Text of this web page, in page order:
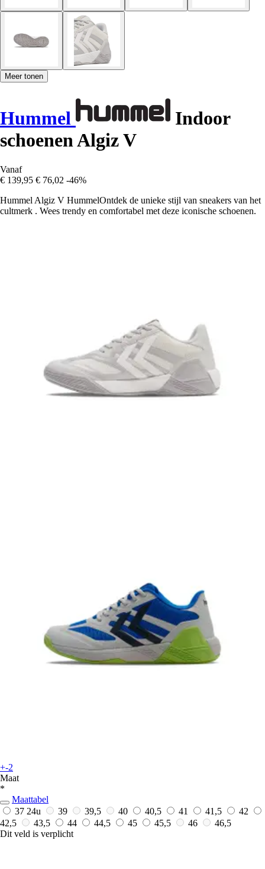
Meer tonen
Hummel
Indoor
schoenen Algiz V
Vanaf
€ 139,95 € 76,02 -46%
Hummel Algiz V HummelOntdek de unieke stijl van sneakers van het
cultmerk . Wees trendy en comfortabel met deze iconische schoenen.
+-2
Maat
*
Maattabel
37 24u 39 39,5 40 40,5 41 41,5
42
42,5
43,5 44 44,5 45 45,5 46
46,5
Dit veld is verplicht